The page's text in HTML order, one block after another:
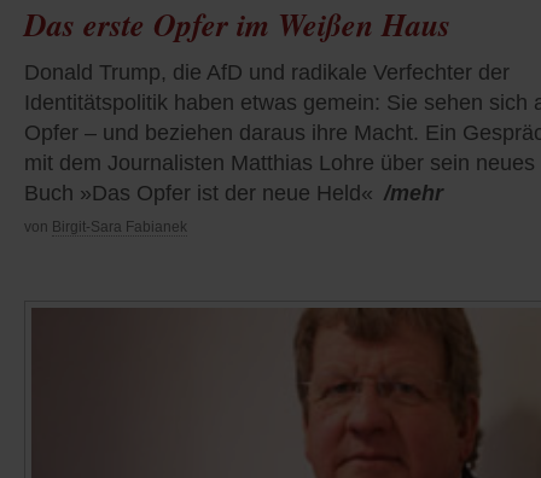
Das erste Opfer im Weißen Haus
Donald Trump, die AfD und radikale Verfechter der
Identitätspolitik haben etwas gemein: Sie sehen sich
Opfer – und beziehen daraus ihre Macht. Ein
mit dem Journalisten Matthias Lohre über sein neues
Buch »Das Opfer ist der neue Held« /mehr
von Birgit-Sara Fabianek